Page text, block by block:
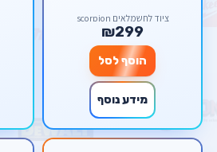
ציוד לחשמלאים scorpion
₪299
הוסף לסל
מידע נוסף